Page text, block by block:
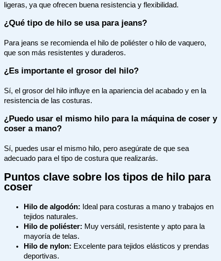
ligeras, ya que ofrecen buena resistencia y flexibilidad.
¿Qué tipo de hilo se usa para jeans?
Para jeans se recomienda el hilo de poliéster o hilo de vaquero,
que son más resistentes y duraderos.
¿Es importante el grosor del hilo?
Sí, el grosor del hilo influye en la apariencia del acabado y en la
resistencia de las costuras.
¿Puedo usar el mismo hilo para la máquina de coser y
coser a mano?
Sí, puedes usar el mismo hilo, pero asegúrate de que sea
adecuado para el tipo de costura que realizarás.
Puntos clave sobre los tipos de hilo para
coser
Hilo de algodón: Ideal para costuras a mano y trabajos en
tejidos naturales.
Hilo de poliéster: Muy versátil, resistente y apto para la
mayoría de telas.
Hilo de nylon: Excelente para tejidos elásticos y prendas
deportivas.